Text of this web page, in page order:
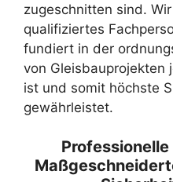
zugeschnitten sind.
qualifiziertes
fundiert in der
von Gleisbauprojekten
ist und somit höchste
gewährleistet.